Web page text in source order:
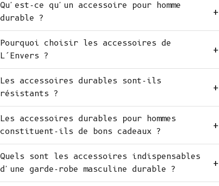
Qu'est-ce qu'un accessoire pour homme
durable ?
+
Pourquoi choisir les accessoires de
L’Envers ?
+
Les accessoires durables sont-ils
résistants ?
+
Les accessoires durables pour hommes
constituent-ils de bons cadeaux ?
+
Quels sont les accessoires indispensables
d'une garde-robe masculine durable ?
+